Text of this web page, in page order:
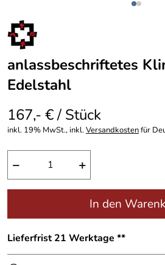
anlassbeschriftetes
Edelstahl
167,- € / Stück
inkl. 19% MwSt., inkl.Versandkostenfür
− +
In den
Lieferfrist 21 Werktage **